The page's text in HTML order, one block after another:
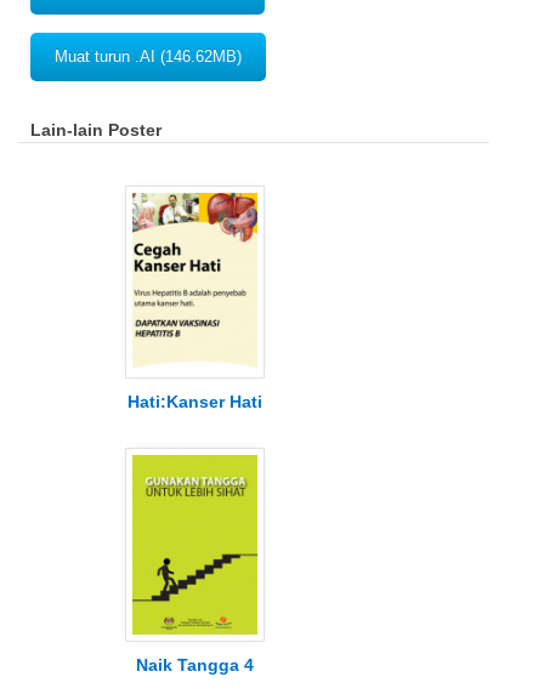
Muat turun .AI (146.62MB)
Lain-lain Poster
Hati:Kanser Hati
Naik Tangga 4